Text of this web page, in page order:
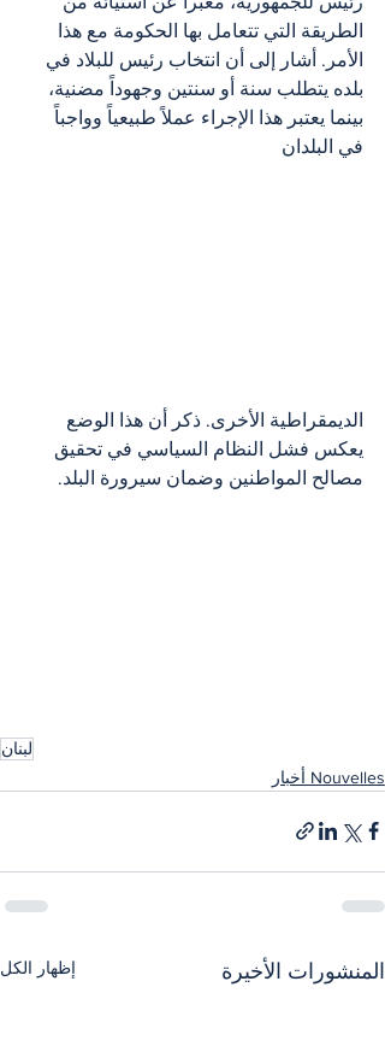
الطريقة التي تتعامل بها الحكومة مع هذا
الأمر. أشار إلى أن انتخاب رئيس للبلاد في
بلده يتطلب سنة أو سنتين وجهوداً مضنية،
بينما يعتبر هذا الإجراء عملاً طبيعياً وواجباً
في البلدان
الديمقراطية الأخرى. ذكر أن هذا الوضع
يعكس فشل النظام السياسي في تحقيق
مصالح المواطنين وضمان سيرورة البلد.
لبنان
Nouvelles أخبار
المنشورات الأخيرة إظهار الكل